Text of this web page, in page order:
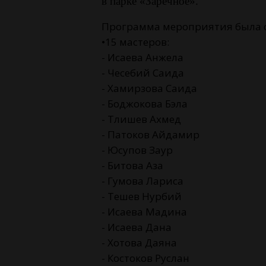
Программа мероприятия была
•15 мастеров:
- Исаева Анжела
- Чесебий Саида
- Хамирзова Саида
- Боджокова Бэла
- Тлишев Ахмед
- Патоков Айдамир
- Юсупов Заур
- Битова Аза
- Гумова Лариса
- Тешев Нурбий
- Исаева Мадина
- Исаева Дана
- Хотова Даяна
- Костоков Руслан